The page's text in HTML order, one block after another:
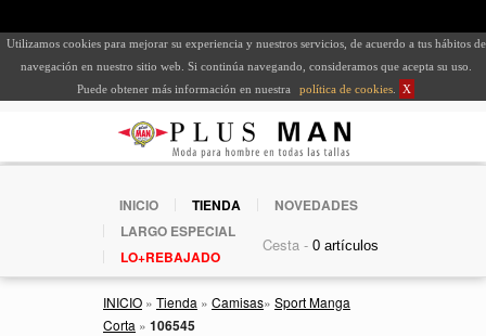
Utilizamos cookies para mejorar su experiencia y nuestros servicios, de acuerdo a tus hábitos de
navegación en nuestro sitio web. Si continúa navegando, consideramos que acepta su uso.
Puede obtener más información en nuestra
política de cookies X
INICIO TIENDA
NOVEDADES
LARGO ESPECIAL
LO+REBAJADO
Cesta -
INICIO » Tienda » Camisas» Sport Manga
Corta » 106545